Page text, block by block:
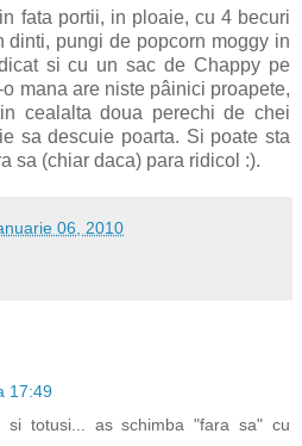
fata portii, in ploaie, cu 4 becuri
dinti, pungi de popcorn moggy in
si cu un sac de Chappy pe
mana are niste pâinici proapete,
cealalta doua perechi de chei
sa descuie poarta. Si poate sta
sa (chiar daca) para ridicol :).
06, 2010
17:49
si totusi... as schimba "fara sa" cu